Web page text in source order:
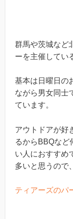
群馬や茨城など
ーを主催してい
基本は日曜日の
ながら男女同士
ています。
アウトドアが好
るからBBQなど
い人におすすめ
多いと思うので
ティアーズのパ